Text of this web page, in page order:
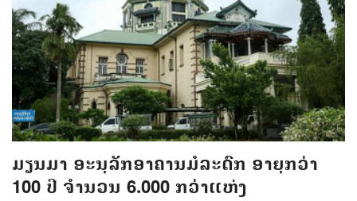
ມຽນມາ ອະນຸລັກອາຄານມໍລະດົກ ອາຍຸກວ່າ
100 ປີ ຈຳນວນ 6.000 ກວ່າແຫ່ງ